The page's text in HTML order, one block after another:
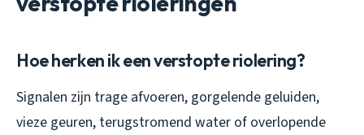
Hoe herken ik een verstopte riolering?
Signalen zijn trage afvoeren, gorgelende geluiden,
vieze geuren, terugstromend water of overlopende